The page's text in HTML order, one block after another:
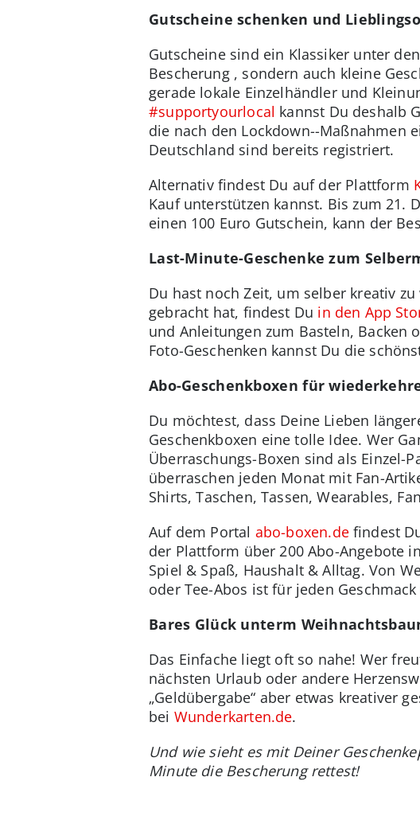
Gutscheine schenken und
Gutscheine sind ein Klassiker unter
Bescherung , sondern auch kleine
gerade lokale Einzelhändler und
#supportyourlocal kannst Du deshalb
die nach den Lockdown--Maßnahmen
Deutschland sind bereits registriert.
Alternativ findest Du auf der Plattform
Kauf unterstützen kannst. Bis zum 21.
einen 100 Euro Gutschein, kann der
Last-Minute-Geschenke zum
Du hast noch Zeit, um selber kreativ
gebracht hat, findest Du in den App
und Anleitungen zum Basteln, Backen
Foto-Geschenken kannst Du die
Abo-Geschenkboxen für
Du möchtest, dass Deine Lieben
Geschenkboxen eine tolle Idee. Wer
Überraschungs-Boxen sind als Einzel-
überraschen jeden Monat mit Fan-
Shirts, Taschen, Tassen, Wearables,
Auf dem Portal abo-boxen.defindest
der Plattform über 200 Abo-Angebote
Spiel & Spaß, Haushalt & Alltag. Von
oder Tee-Abos ist für jeden
Bares Glück unterm
Das Einfache liegt oft so nahe! Wer
nächsten Urlaub oder andere
„Geldübergabe“ aber etwas kreativer
bei Wunderkarten.de.
Und wie sieht es mit Deiner
Minute die Bescherung rettest!